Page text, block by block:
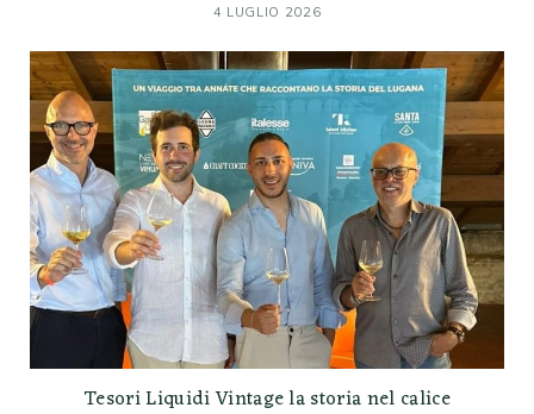
4 LUGLIO 2026
Tesori Liquidi Vintage la storia nel calice